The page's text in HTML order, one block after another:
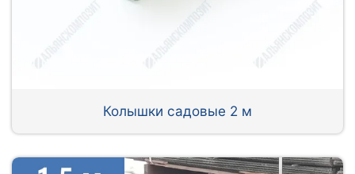
Колышки садовые 2 м